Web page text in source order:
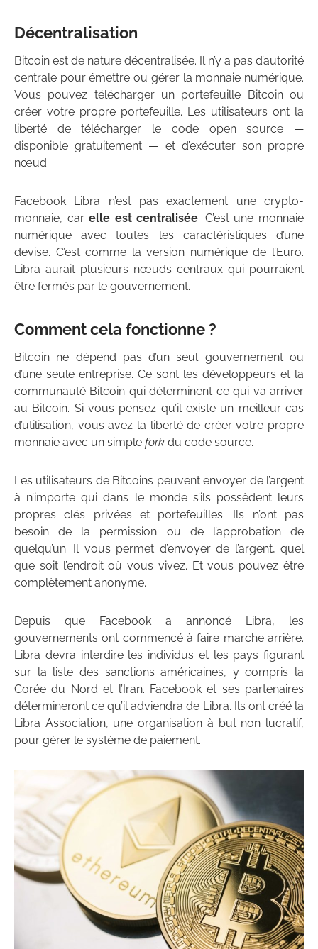
Décentralisation
Bitcoin est de nature décentralisée. Il n’y a pas d’autorité
centrale pour émettre ou gérer la monnaie numérique.
Vous pouvez télécharger un portefeuille Bitcoin ou
créer votre propre portefeuille. Les utilisateurs ont la
liberté de télécharger le code open source —
disponible gratuitement — et d’exécuter son propre
nœud.
Facebook Libra n’est pas exactement une crypto-
monnaie, carelle est centralisée. C’est une monnaie
numérique avec toutes les caractéristiques d’une
devise. C’est comme la version numérique de l’Euro.
Libra aurait plusieurs nœuds centraux qui pourraient
être fermés par le gouvernement.
Comment cela fonctionne ?
Bitcoin ne dépend pas d’un seul gouvernement ou
d’une seule entreprise. Ce sont les développeurs et la
communauté Bitcoin qui déterminent ce qui va arriver
au Bitcoin. Si vous pensez qu’il existe un meilleur cas
d’utilisation, vous avez la liberté de créer votre propre
monnaie avec un simple fork du code source.
Les utilisateurs de Bitcoins peuvent envoyer de l’argent
à n’importe qui dans le monde s’ils possèdent leurs
propres clés privées et portefeuilles. Ils n’ont pas
besoin de la permission ou de l’approbation de
quelqu’un. Il vous permet d’envoyer de l’argent, quel
que soit l’endroit où vous vivez. Et vous pouvez être
complètement anonyme.
Depuis que Facebook a annoncé Libra, les
gouvernements ont commencé à faire marche arrière.
Libra devra interdire les individus et les pays figurant
sur la liste des sanctions américaines, y compris la
Corée du Nord et l’Iran. Facebook et ses partenaires
détermineront ce qu’il adviendra de Libra. Ils ont créé la
Libra Association, une organisation à but non lucratif,
pour gérer le système de paiement.